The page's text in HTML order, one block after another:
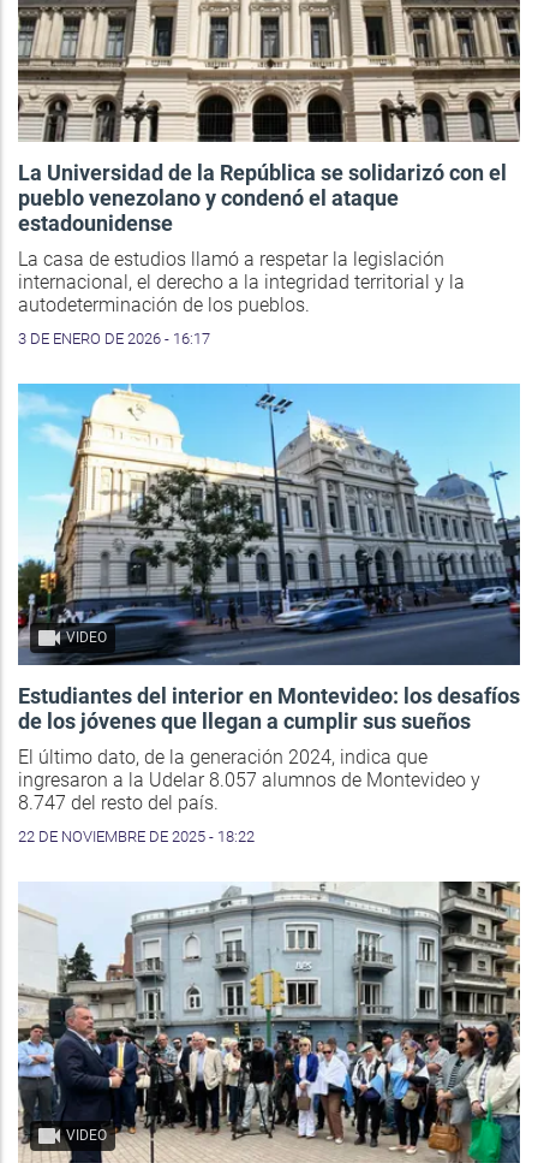
La Universidad de la República se solidarizó con el
pueblo venezolano y condenó el ataque
estadounidense
La casa de estudios llamó a respetar la legislación
internacional, el derecho a la integridad territorial y la
autodeterminación de los pueblos.
3 DE ENERO DE 2026 - 16:17
VIDEO
Estudiantes del interior en Montevideo: los desafíos
de los jóvenes que llegan a cumplir sus sueños
El último dato, de la generación 2024, indica que
ingresaron a la Udelar 8.057 alumnos de Montevideo y
8.747 del resto del país.
22 DE NOVIEMBRE DE 2025 - 18:22
VIDEO